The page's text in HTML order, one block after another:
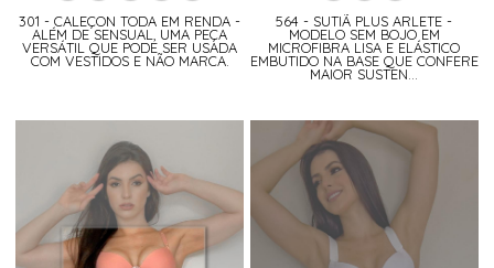
301 - CALEÇON TODA EM RENDA -
ALÉM DE SENSUAL, UMA PEÇA
VERSÁTIL QUE PODE SER USADA
COM VESTIDOS E NÃO MARCA.
564 - SUTIÃ PLUS ARLETE -
MODELO SEM BOJO EM
MICROFIBRA LISA E ELÁSTICO
EMBUTIDO NA BASE QUE CONFERE
MAIOR SUSTEN...